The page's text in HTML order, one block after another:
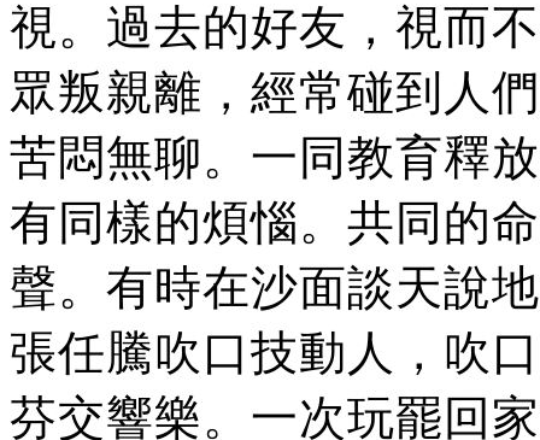
視。過去的好友，視而
眾叛親離，經常碰到人
苦悶無聊。一同教育釋
有同樣的煩惱。共同的
聲。有時在沙面談天說
張任騰吹口技動人，吹
芬交響樂。一次玩罷回